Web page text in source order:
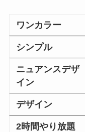
ワンカラー
シンプル
ニュアンスデザ
イン
デザイン
2時間やり放題